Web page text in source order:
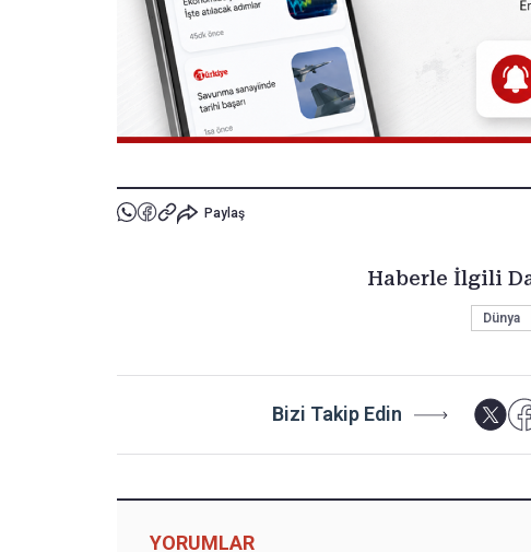
Paylaş
Haberle İlgili
Dünya
Bizi Takip Edin
YORUMLAR